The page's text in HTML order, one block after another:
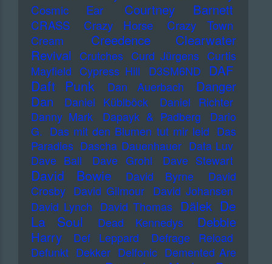
Cosmic Ear
Courtney Barnett
CRASS Crazy Horse Crazy Town
Cream
Creedence Clearwater
Revival
Crutches Curd Jürgens Curtis
Mayfield Cypress Hill D3SM6ND DAF
Daft Punk Dan Auerbach
Danger
Dan
Daniel Küblböck
Daniel Richter
Danny Mark
Dapayk & Padberg
Dario
G. Das mit den Blumen tut mir leid Das
Paradies Dascha Dauenhauer Data Luv
Dave Ball
Dave Grohl Dave Stewart
David Bowie David Byrne
David
Crosby David Gilmour David Johansen
David Lynch David Thomas Dälek De
La Soul
Dead Kennedys
Debbie
Harry
Def Leppard
Defrage Reload
Defunkt Dekker Delfonic Demented Are